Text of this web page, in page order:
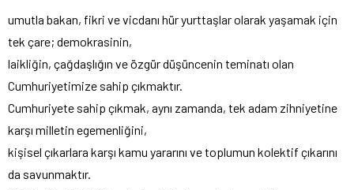
umutla bakan, fikri ve vicdanı hür yurttaşlar olarak yaşamak için
tek çare; demokrasinin,
laikliğin, çağdaşlığın ve özgür düşüncenin teminatı olan
Cumhuriyetimize sahip çıkmaktır.
Cumhuriyete sahip çıkmak, aynı zamanda, tek adam zihniyetine
karşı milletin egemenliğini,
kişisel çıkarlara karşı kamu yararını ve toplumun kolektif çıkarını
da savunmaktır.